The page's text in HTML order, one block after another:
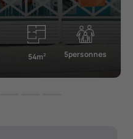
54m2 5personnes